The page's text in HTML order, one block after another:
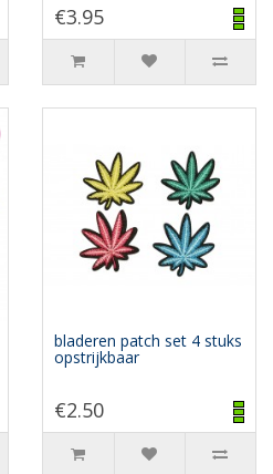
€3.95
bladeren patch set 4 stuks
opstrijkbaar
€2.50